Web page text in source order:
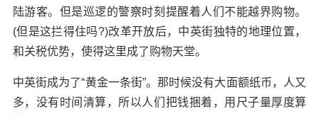
陆游客。但是巡逻的警察时刻提醒着人们不能越界购物。
(但是这拦得住吗?)改革开放后，中英街独特的地理位置，
和关税优势，使得这里成了购物天堂。
中英街成为了“黄金一条街”。那时候没有大面额纸币，人又
多，没有时间清算，所以人们把钱捆着，用尺子量厚度算